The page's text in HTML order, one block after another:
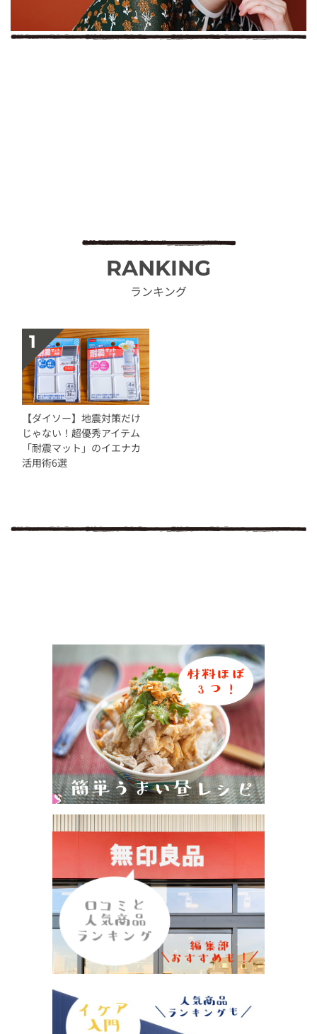
RANKING
ランキング
【ダイソー】地震対策だけ
じゃない！超優秀アイテム
「耐震マット」のイエナカ
活用術6選